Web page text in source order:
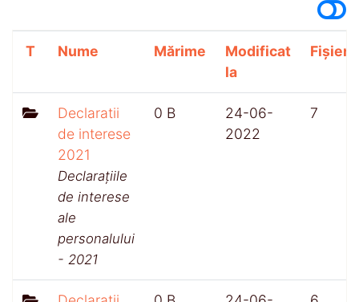
T Nume Mărime
Modificat
la
Fișiere
Declaratii
de interese
2021
Declarațiile
de interese
ale
personalului
- 2021
0 B
24-06-
2022
7